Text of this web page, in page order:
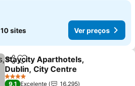
10 sites Ver preços
PartilharAdicionar aos favoritos
Staycity Aparthotels,
Dublin, City Centre
4 Estrelas
9,1 Excelente
16.295